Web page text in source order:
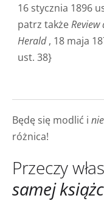
16 stycznia 1896
patrz takżeReview
Herald, 18 maja
ust. 38}
Będę się modlić i nie
różnica!
Przeczy
samej